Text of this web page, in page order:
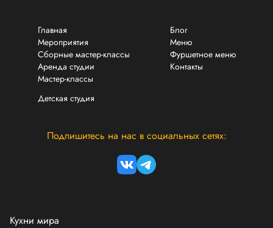
Главная
Мероприятия
Сборные мастер-классы
Аренда студии
Мастер-классы
Блог
Меню
Фуршетное меню
Контакты
Детская студия
Подпишитесь на нас в социальных сетях:
Кухни мира